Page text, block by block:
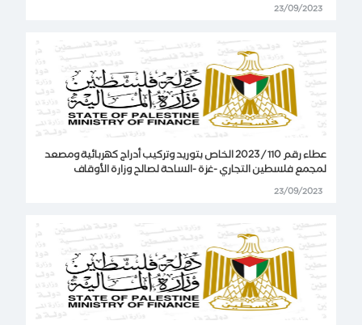
23/09/2023
عطاء رقم 110 / 2023 الخاص بتوريد وتركيب أدراج كهربائية ومصعد
لمجمع فلسطين التجاري -غزة -الساحة لصالح وزارة الأوقاف
23/09/2023